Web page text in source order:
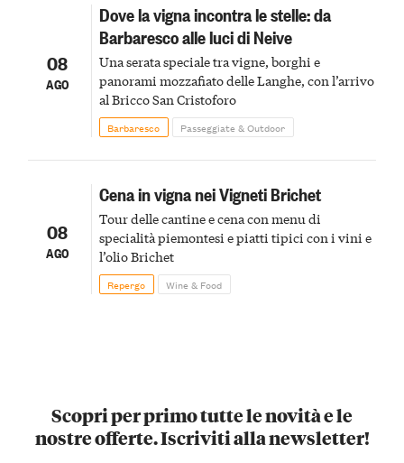
08
AGO
Dove la vigna incontra le stelle: da
Barbaresco alle luci di Neive
Una serata speciale tra vigne, borghi e
panorami mozzafiato delle Langhe, con l’arrivo
al Bricco San Cristoforo
Barbaresco Passeggiate & Outdoor
08
AGO
Cena in vigna nei Vigneti Brichet
Tour delle cantine e cena con menu di
specialità piemontesi e piatti tipici con i vini e
l’olio Brichet
Repergo Wine & Food
Scopri per primo tutte le novità e le
nostre offerte. Iscriviti alla newsletter!